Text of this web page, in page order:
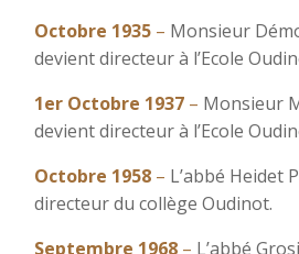
Octobre 1935 – Monsieur
devient directeur à l’Ecole
1er Octobre 1937 – Monsieur
devient directeur à l’Ecole
Octobre 1958 – L’abbé Heidet
directeur du collège Oudinot.
Septembre 1968 – L’abbé